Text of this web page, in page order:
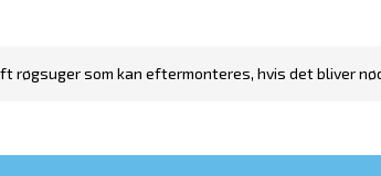
røgsuger som kan eftermonteres, hvis det bliver